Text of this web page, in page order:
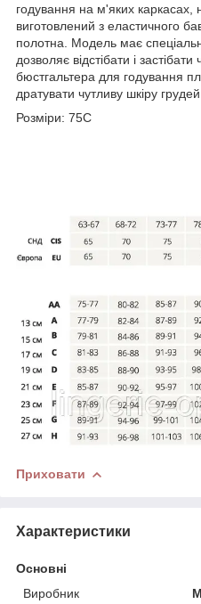
годування на м'яких каркасах,
виготовлений з еластичного
полотна. Модель має
дозволяє відстібати і
бюстгальтера для годування
дратувати чутливу шкіру грудей.
Розміри: 75C
Приховати
Характеристики
Основні
Виробник